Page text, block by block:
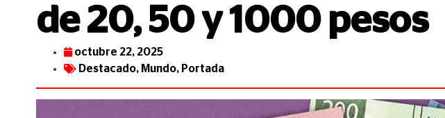
de 20, 50 y 1000 pesos
octubre 22, 2025
Destacado, Mundo, Portada